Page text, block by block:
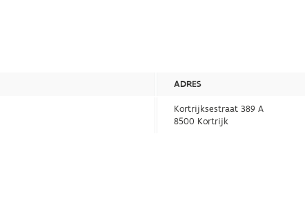
ADRES
Kortrijksestraat 389 A
8500 Kortrijk